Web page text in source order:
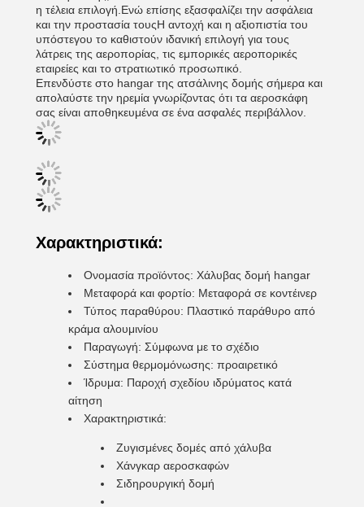
η τέλεια επιλογή.Ενώ επίσης εξασφαλίζει την ασφάλεια
και την προστασία τουςΗ αντοχή και η αξιοπιστία του
υπόστεγου το καθιστούν ιδανική επιλογή για τους
λάτρεις της αεροπορίας, τις εμπορικές αεροπορικές
εταιρείες και το στρατιωτικό προσωπικό.
Επενδύστε στο hangar της ατσάλινης δομής σήμερα και
απολαύστε την ηρεμία γνωρίζοντας ότι τα αεροσκάφη
σας είναι αποθηκευμένα σε ένα ασφαλές περιβάλλον.
Χαρακτηριστικά:
Ονομασία προϊόντος: Χάλυβας δομή hangar
Μεταφορά και φορτίο: Μεταφορά σε κοντέινερ
Τύπος παραθύρου: Πλαστικό παράθυρο από
κράμα αλουμινίου
Παραγωγή: Σύμφωνα με το σχέδιο
Σύστημα θερμομόνωσης: προαιρετικό
Ίδρυμα: Παροχή σχεδίου ιδρύματος κατά
αίτηση
Χαρακτηριστικά:
Ζυγισμένες δομές από χάλυβα
Χάνγκαρ αεροσκαφών
Σιδηρουργική δομή